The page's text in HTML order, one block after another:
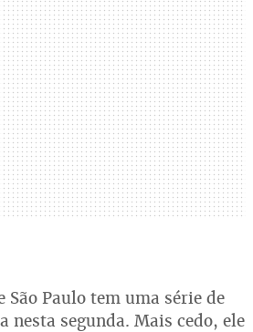
São Paulo tem uma série de
nesta segunda. Mais cedo, ele